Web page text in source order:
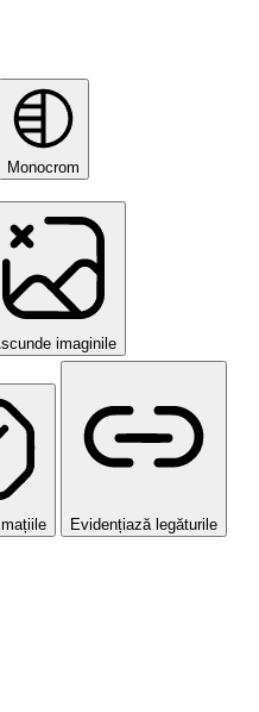
Monocrom
imaginile
Evidențiază legăturile